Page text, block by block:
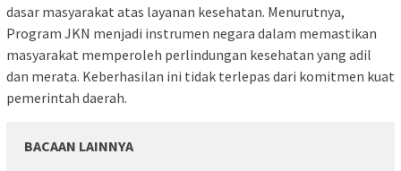
dasar masyarakat atas layanan kesehatan. Menurutnya,
Program JKN menjadi instrumen negara dalam memastikan
masyarakat memperoleh perlindungan kesehatan yang adil
dan merata. Keberhasilan ini tidak terlepas dari komitmen kuat
pemerintah daerah.
BACAAN LAINNYA